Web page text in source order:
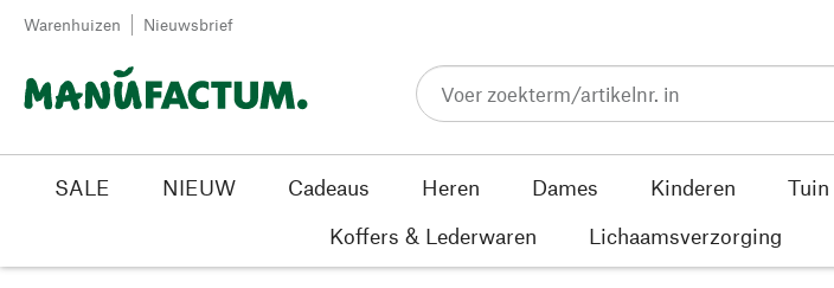
Passer au contenu
Warenhuizen Nieuwsbrief
SALE NIEUW Cadeaus Heren Dames Kinderen Tuin
Koffers & Lederwaren
Lichaamsverzorging